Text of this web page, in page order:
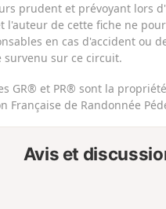
prudent et prévoyant lors
l'auteur de cette fiche ne
en cas d'accident ou
survenu sur ce circuit.
GR® et PR® sont la
Française de Randonnée
Avis et